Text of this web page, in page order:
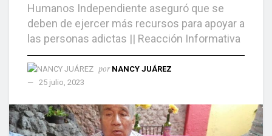
Humanos Independiente aseguró que se
deben de ejercer más recursos para apoyar a
las personas adictas || Reacción Informativa
por NANCY JUÁREZ
25 julio, 2023